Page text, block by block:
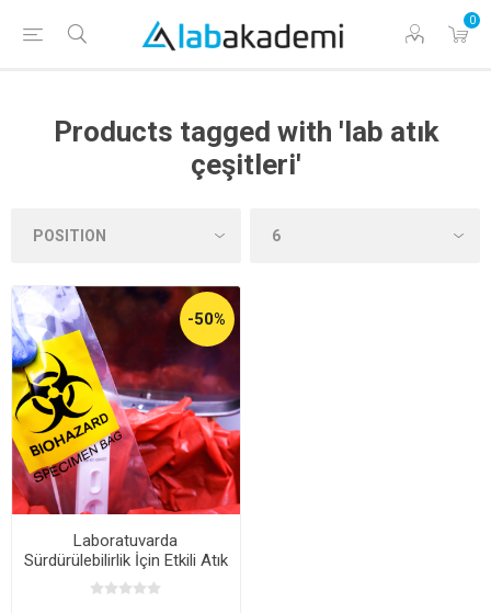
0
Products tagged with 'lab atık
çeşitleri'
-50%
Laboratuvarda
Sürdürülebilirlik İçin Etkili Atık
Yönetimi